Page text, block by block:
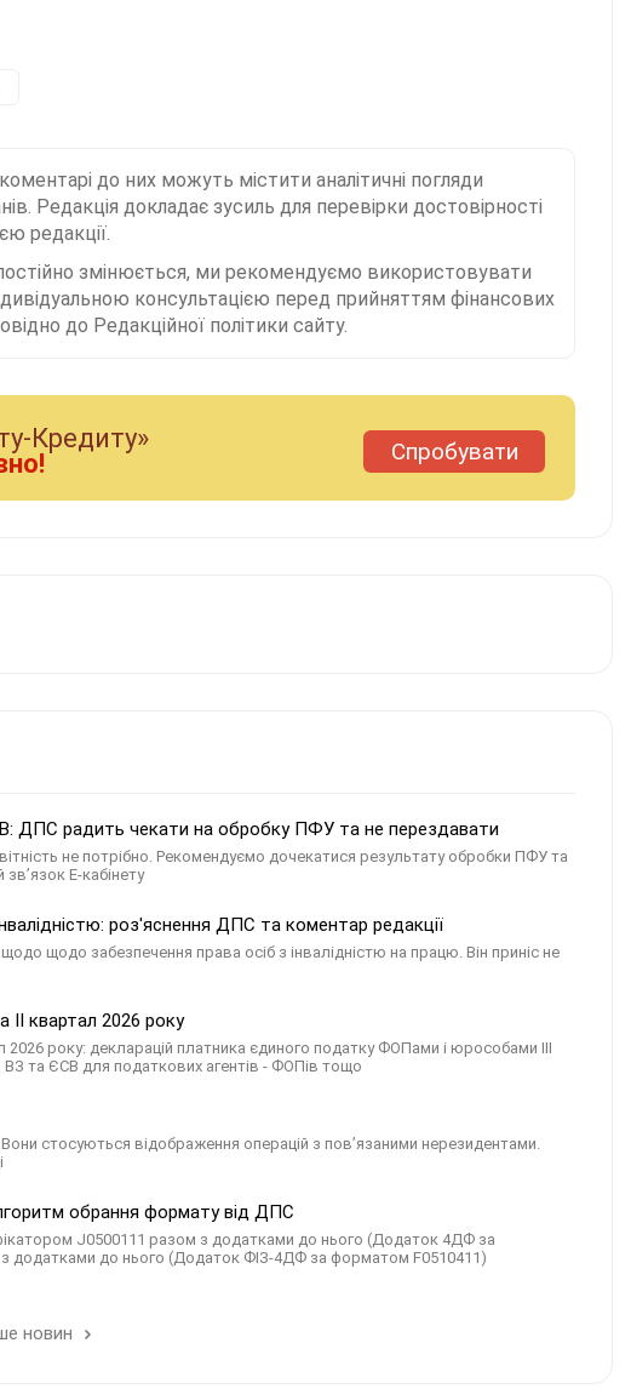
до них можуть містити аналітичні погляди
Редакція докладає зусиль для перевірки достовірності
редакції.
змінюється, ми рекомендуємо використовувати
консультацією перед прийняттям фінансових
до Редакційної політики сайту.
Кредиту»
Спробувати
ДПС радить чекати на обробку ПФУ та не перездавати
не потрібно. Рекомендуємо дочекатися результату обробки ПФУ та
Е-кабінету
роз'яснення ДПС та коментар редакції
щодо забезпечення права осіб з інвалідністю на працю. Він приніс не
II квартал 2026 року
року: декларацій платника єдиного податку ФОПами і юрособами III
ВЗ та ЄСВ для податкових агентів - ФОПів тощо
стосуються відображення операцій з пов’язаними нерезидентами.
обрання формату від ДПС
J0500111 разом з додатками до нього (Додаток 4ДФ за
додатками до нього (Додаток ФІЗ-4ДФ за форматом F0510411)
новин